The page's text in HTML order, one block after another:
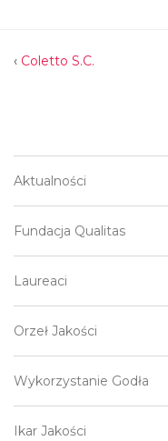
‹ Coletto S.C.
Aktualności
Fundacja Qualitas
Laureaci
Orzeł Jakości
Wykorzystanie Godła
Ikar Jakości